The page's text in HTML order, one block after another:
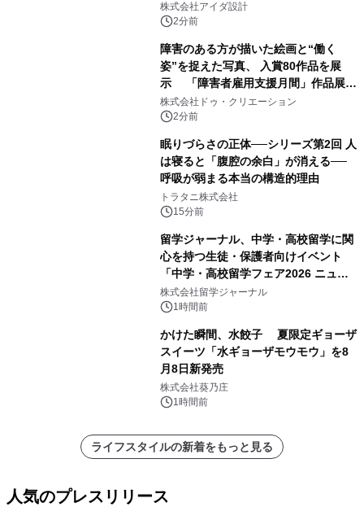
株式会社アイダ設計
2分前
障害のある方が描いた絵画と“働く
姿”を捉えた写真、 入賞80作品を展
示 「障害者雇用支援月間」作品展示
会を 東京・愛知で開催
株式会社ドゥ・クリエーション
2分前
眠りづらさの正体──シリーズ第2回 人
は寝ると「腹腔の余白」が消える──
呼吸が弱まる本当の構造的理由
トラタニ株式会社
15分前
留学ジャーナル、中学・高校留学に関
心を持つ生徒・保護者向けイベント
「中学・高校留学フェア2026 ニュー
ジーランド＆オーストラリア」を
9/12(土)に開催
株式会社留学ジャーナル
1時間前
かけた瞬間、水餃子 夏限定ギョーザ
スイーツ「水ギョーザモウモウ」を8
月8日新発売
株式会社葵乃庄
1時間前
ライフスタイルの新着をもっと見る
人気のプレスリリース